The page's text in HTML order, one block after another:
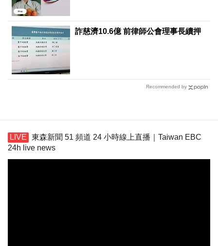
詐慈濟10.6億 前律師公會理事長續押
Recommended by
東森新聞 51 頻道 24 小時線上直播｜Taiwan EBC
24h live news